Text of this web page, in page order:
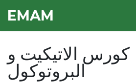
E​MAM
كورس الاتيكيت و
البروتوكول